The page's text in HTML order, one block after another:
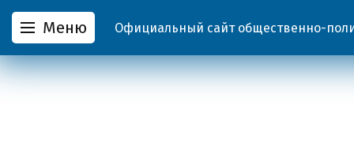
Меню Официальный сайт общественно-